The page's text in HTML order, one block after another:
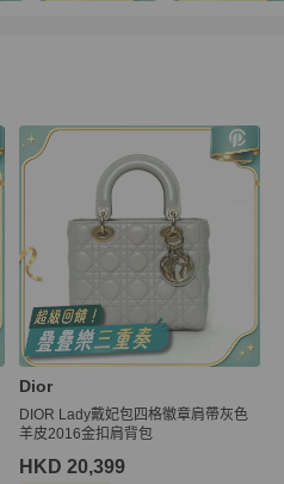
Dior
DIOR Lady戴妃包四格徽章肩帶灰色
羊皮2016金扣肩背包
HKD 20,399